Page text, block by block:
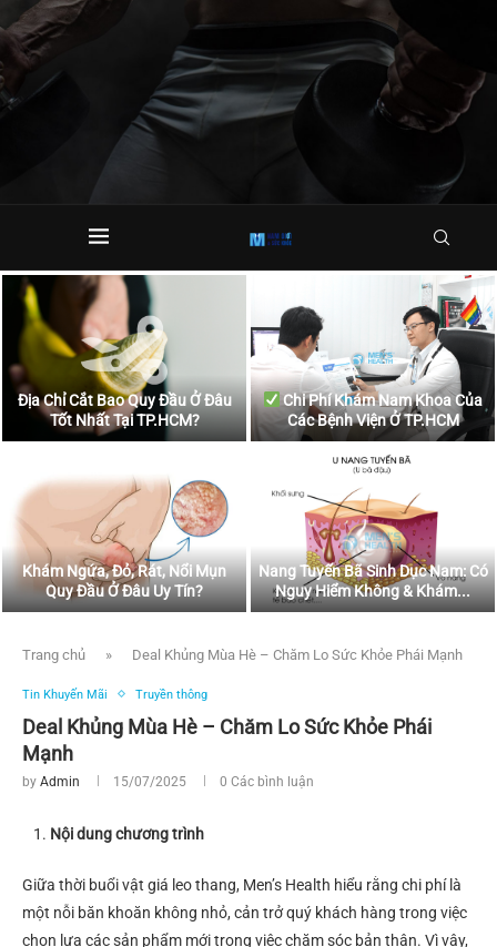
Địa Chỉ Cắt Bao Quy Đầu Ở Đâu
Tốt Nhất Tại TP.HCM?
Chi Phí Khám Nam Khoa Của
Các Bệnh Viện Ở TP.HCM
Khám Ngứa, Đỏ, Rát, Nổi Mụn
Quy Đầu Ở Đâu Uy Tín?
Nang Tuyến Bã Sinh Dục Nam: Có
Nguy Hiểm Không & Khám...
Trang chủ » Deal Khủng Mùa Hè – Chăm Lo Sức Khỏe Phái Mạnh
Tin Khuyến Mãi Truyền thông
Deal Khủng Mùa Hè – Chăm Lo Sức Khỏe Phái
Mạnh
by Admin 15/07/2025 0 Các bình luận
Nội dung chương trình
Giữa thời buổi vật giá leo thang, Men’s Health hiểu rằng chi phí là
một nỗi băn khoăn không nhỏ, cản trở quý khách hàng trong việc
chọn lựa các sản phẩm mới trong việc chăm sóc bản thân. Vì vậy,